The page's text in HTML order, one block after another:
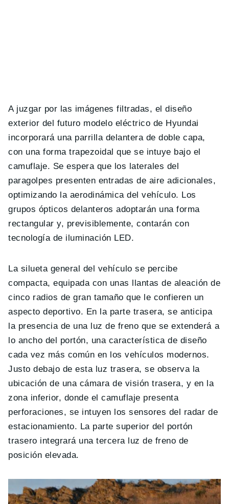
A juzgar por las imágenes filtradas, el diseño
exterior del futuro modelo eléctrico de Hyundai
incorporará una parrilla delantera de doble capa,
con una forma trapezoidal que se intuye bajo el
camuflaje. Se espera que los laterales del
paragolpes presenten entradas de aire adicionales,
optimizando la aerodinámica del vehículo. Los
grupos ópticos delanteros adoptarán una forma
rectangular y, previsiblemente, contarán con
tecnología de iluminación LED.
La silueta general del vehículo se percibe
compacta, equipada con unas llantas de aleación de
cinco radios de gran tamaño que le confieren un
aspecto deportivo. En la parte trasera, se anticipa
la presencia de una luz de freno que se extenderá a
lo ancho del portón, una característica de diseño
cada vez más común en los vehículos modernos.
Justo debajo de esta luz trasera, se observa la
ubicación de una cámara de visión trasera, y en la
zona inferior, donde el camuflaje presenta
perforaciones, se intuyen los sensores del radar de
estacionamiento. La parte superior del portón
trasero integrará una tercera luz de freno de
posición elevada.